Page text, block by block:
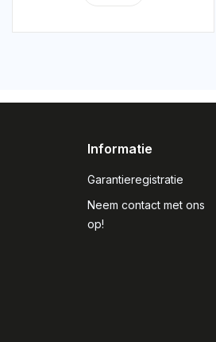
Informatie
Garantieregistratie
Neem contact met ons
op!